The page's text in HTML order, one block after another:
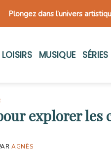
Plongez dans l’univers
LOISIRS MUSIQUE
explorer les
AGNÈS